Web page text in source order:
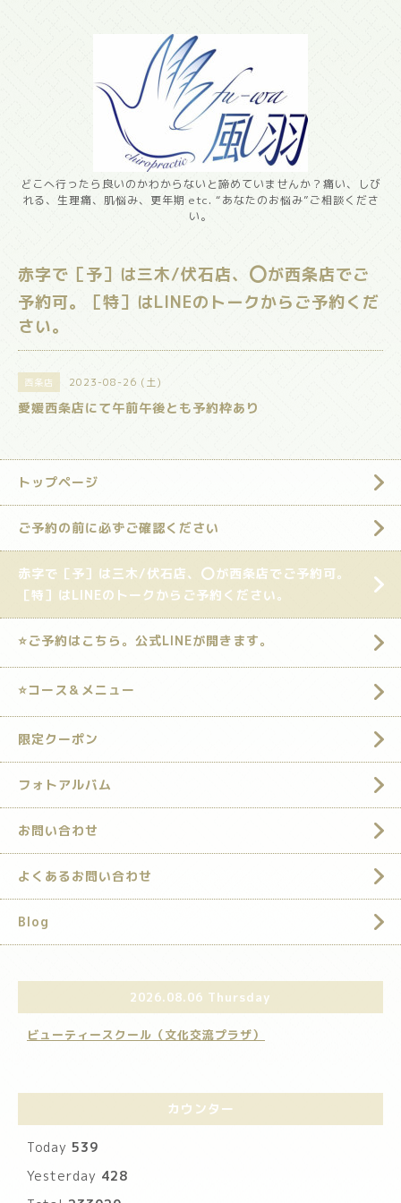
どこへ行ったら良いのかわからないと諦めていませんか？痛い、しび
れる、生理痛、肌悩み、更年期 etc. “あなたのお悩み”ご相談くださ
い。
赤字で［予］は三木/伏石店、⭕️が西条店でご
予約可。［特］はLINEのトークからご予約くだ
さい。
西条店 2023-08-26 (土)
愛媛西条店にて午前午後とも予約枠あり
トップページ
ご予約の前に必ずご確認ください
赤字で［予］は三木/伏石店、⭕️が西条店でご予約可。
［特］はLINEのトークからご予約ください。
⭐️ご予約はこちら。公式LINEが開きます。
⭐️コース＆メニュー
限定クーポン
フォトアルバム
お問い合わせ
よくあるお問い合わせ
Blog
2026.08.06 Thursday
ビューティースクール（文化交流プラザ）
カウンター
Today 539
Yesterday 428